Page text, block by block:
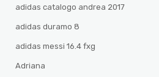
adidas catalogo andrea 2017
adidas duramo 8
adidas messi 16.4 fxg
Adriana